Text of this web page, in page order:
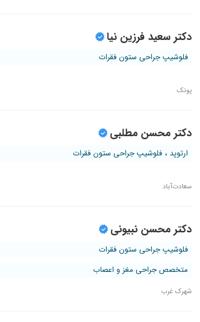
دکتر سعید فرزین نیا
فلوشیپ جراحی ستون فقرات
پونک
دکتر محسن مطلبی
ارتوپد ، فلوشیپ جراحی ستون فقرات
سعادت‌آباد
دکتر محسن نبیونی
فلوشیپ جراحی ستون فقرات
متخصص جراحی مغز و اعصاب
شهرک غرب